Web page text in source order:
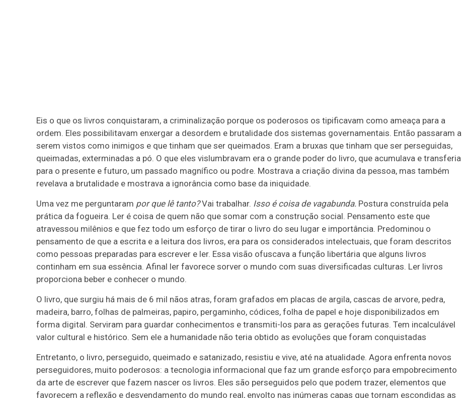
Eis o que os livros conquistaram, a criminalização porque os poderosos os tipificavam como ameaça para a
ordem. Eles possibilitavam enxergar a desordem e brutalidade dos sistemas governamentais. Então passaram a
serem vistos como inimigos e que tinham que ser queimados. Eram a bruxas que tinham que ser perseguidas,
queimadas, exterminadas a pó. O que eles vislumbravam era o grande poder do livro, que acumulava e transferia
para o presente e futuro, um passado magnífico ou podre. Mostrava a criação divina da pessoa, mas também
revelava a brutalidade e mostrava a ignorância como base da iniquidade.
Uma vez me perguntaram por que lê tanto?Vai trabalhar. Isso é coisa de vagabunda. Postura construída pela
prática da fogueira. Ler é coisa de quem não que somar com a construção social. Pensamento este que
atravessou milênios e que fez todo um esforço de tirar o livro do seu lugar e importância. Predominou o
pensamento de que a escrita e a leitura dos livros, era para os considerados intelectuais, que foram descritos
como pessoas preparadas para escrever e ler. Essa visão ofuscava a função libertária que alguns livros
continham em sua essência. Afinal ler favorece sorver o mundo com suas diversificadas culturas. Ler livros
proporciona beber e conhecer o mundo.
O livro, que surgiu há mais de 6 mil nãos atras, foram grafados em placas de argila, cascas de arvore, pedra,
madeira, barro, folhas de palmeiras, papiro, pergaminho, códices, folha de papel e hoje disponibilizados em
forma digital. Serviram para guardar conhecimentos e transmiti-los para as gerações futuras. Tem incalculável
valor cultural e histórico. Sem ele a humanidade não teria obtido as evoluções que foram conquistadas
Entretanto, o livro, perseguido, queimado e satanizado, resistiu e vive, até na atualidade. Agora enfrenta novos
perseguidores, muito poderosos: a tecnologia informacional que faz um grande esforço para empobrecimento
da arte de escrever que fazem nascer os livros. Eles são perseguidos pelo que podem trazer, elementos que
favorecem a reflexão e desvendamento do mundo real, envolto nas inúmeras capas que tornam escondidas as